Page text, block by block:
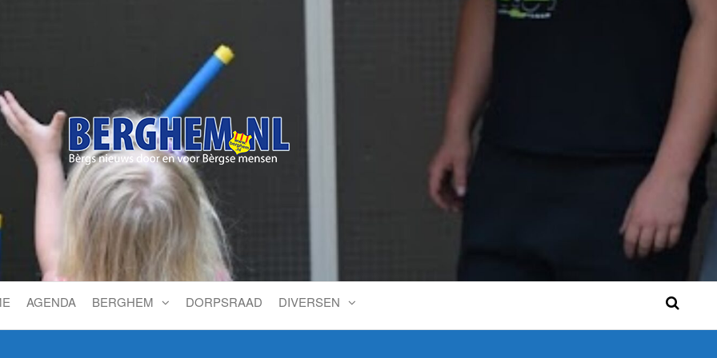
Bérgs nieuws door en voor Bérgse mensen
AGENDA BERGHEM DORPSRAAD DIVERSEN